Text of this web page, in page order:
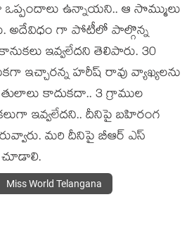
ఉన్నాయ‌ని.. ఆ సొమ్ములు
అదేవిధం గా పోటీలో పాల్గొన్న
ఇవ్వ‌లేద‌ని తెలిపారు. 30
ఇచ్చార‌న్న హ‌రీష్ రావు వ్యాఖ్య‌ల‌ను
కాదుక‌దా.. 3 గ్రాముల
ఇవ్వ‌లేద‌ని.. దీనిపై బ‌హిరంగ
మ‌రి దీనిపై బీఆర్ ఎస్
Miss World Telangana